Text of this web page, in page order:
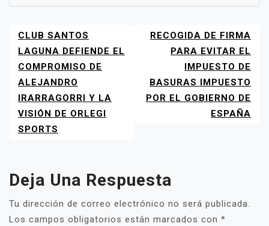
NAVEGACIÓN
DE
ENTRADAS
CLUB SANTOS
LAGUNA DEFIENDE EL
COMPROMISO DE
ALEJANDRO
IRARRAGORRI Y LA
VISIÓN DE ORLEGI
SPORTS
RECOGIDA DE FIRMA
PARA EVITAR EL
IMPUESTO DE
BASURAS IMPUESTO
POR EL GOBIERNO DE
ESPAÑA
Deja Una Respuesta
Tu dirección de correo electrónico no será publicada.
Los campos obligatorios están marcados con *